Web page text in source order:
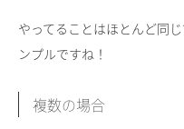
やってることはほとんど同
ンプルですね！
複数の場合